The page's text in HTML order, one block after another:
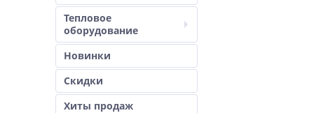
Тепловое
оборудование
Новинки
Скидки
Хиты продаж